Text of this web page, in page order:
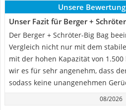
Unsere
Unser Fazit für Berger +
Der Berger + Schröter-Big Bag
Vergleich nicht nur mit dem
mit der hohen Kapazität von
wir es für sehr angenehm, dass
sodass keine unangenehmen
08/2026